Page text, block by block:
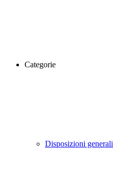
Categorie
Disposizioni generali